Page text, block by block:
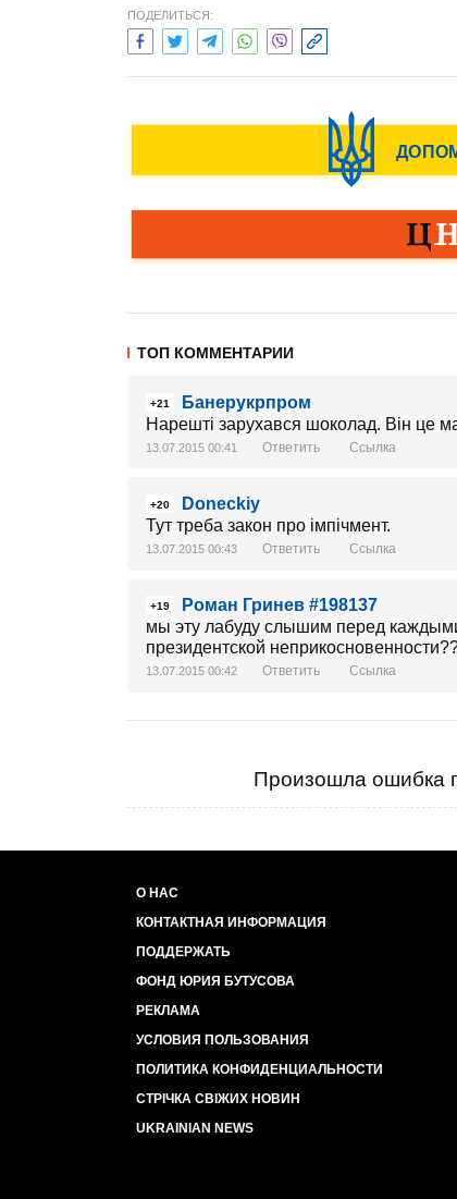
ПОДЕЛИТЬСЯ:
ТОП КОММЕНТАРИИ
+21
Банерукрпром
Нарешті зарухався шоколад. Він це
13.07.2015 00:41 Ответить Ссылка
+20
Doneckiy
Тут треба закон про імпічмент.
13.07.2015 00:43 Ответить Ссылка
+19
Роман Гринев #198137
мы эту лабуду слышим перед
президентской
13.07.2015 00:42 Ответить Ссылка
Произошла ошибка
О НАС
КОНТАКТНАЯ ИНФОРМАЦИЯ
ПОДДЕРЖАТЬ
ФОНД ЮРИЯ БУТУСОВА
РЕКЛАМА
УСЛОВИЯ ПОЛЬЗОВАНИЯ
ПОЛИТИКА КОНФИДЕНЦИАЛЬНОСТИ
СТРІЧКА СВІЖИХ НОВИН
UKRAINIAN NEWS